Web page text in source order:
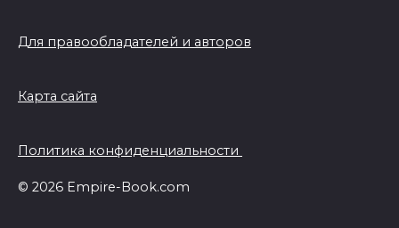
Для правообладателей и авторов
Карта сайта
Политика конфиденциальности
© 2026 Empire-Book.com